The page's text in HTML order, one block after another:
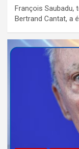
François Saubadu,
Bertrand Cantat, a